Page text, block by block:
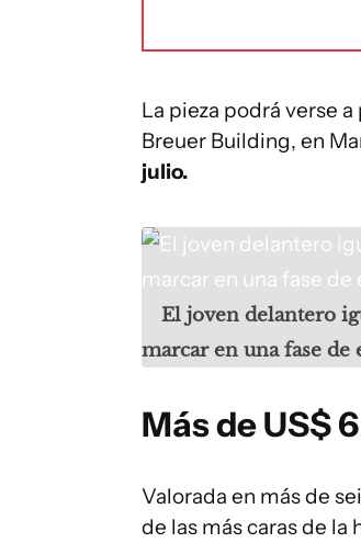
La pieza podrá verse
Breuer Building, en
julio.
El joven delantero
marcar en una fase
Más de US$
Valorada en más de
de las más caras de